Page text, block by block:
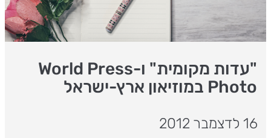
"עדות מקומית" ו-World Press
Photo במוזיאון ארץ-ישראל
16 לדצמבר 2012